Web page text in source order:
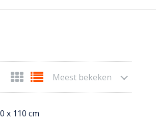
Meest bekeken
x 110 cm